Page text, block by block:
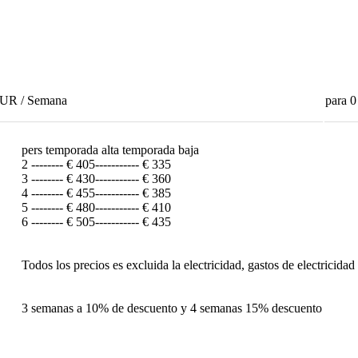
/ Semana para
pers temporada alta temporada baja
2 -------- € 405----------- € 335
3 -------- € 430----------- € 360
4 -------- € 455----------- € 385
5 -------- € 480----------- € 410
6 -------- € 505----------- € 435
Todos los precios es excluida la electricidad, gastos de
3 semanas a 10% de descuento y 4 semanas 15% descuento